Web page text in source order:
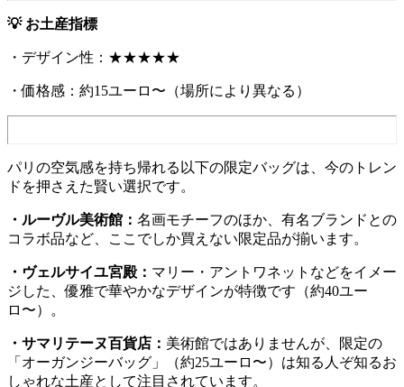
💡 お土産指標
・デザイン性：★★★★★
・価格感：約15ユーロ〜（場所により異なる）
パリの空気感を持ち帰れる以下の限定バッグは、今のトレン
ドを押さえた賢い選択です。
・ルーヴル美術館： 名画モチーフのほか、有名ブランドとの
コラボ品など、ここでしか買えない限定品が揃います。
・ヴェルサイユ宮殿： マリー・アントワネットなどをイメー
ジした、優雅で華やかなデザインが特徴です（約40ユー
ロ〜）。
・サマリテーヌ百貨店： 美術館ではありませんが、限定の
「オーガンジーバッグ」（約25ユーロ〜）は知る人ぞ知るお
しゃれな土産として注目されています。